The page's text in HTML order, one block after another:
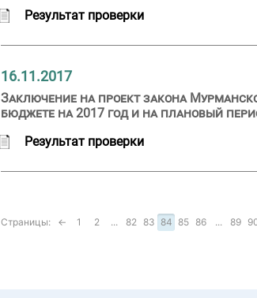
Результат проверки
16.11.2017
Заключение на проект закона
бюджете на 2017 год и на плановый
Результат проверки
Страницы: ← 1 2 ... 82 83 84 85 86 ... 89